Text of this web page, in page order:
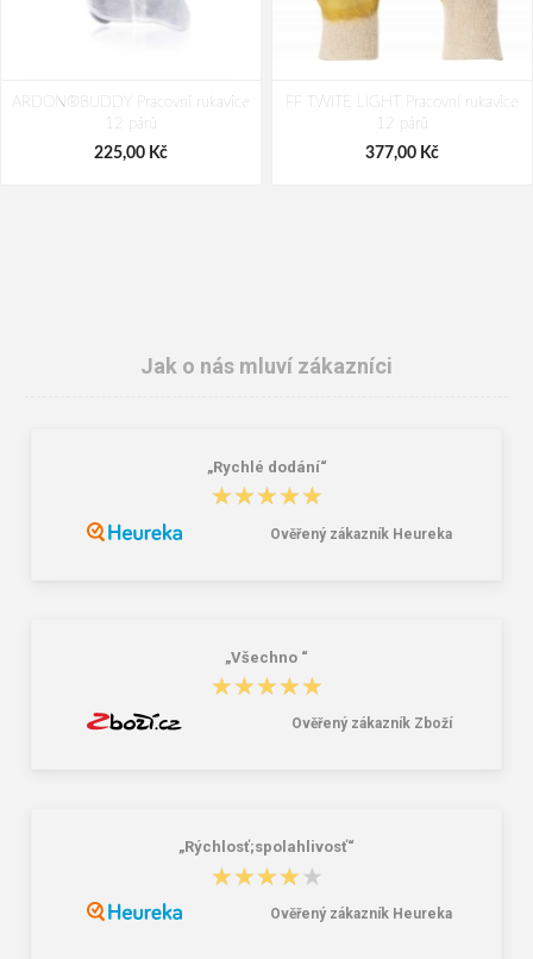
ARDON®BUDDY Pracovní rukavice
12 párů
225,00 Kč
FF TWITE LIGHT Pracovní rukavice
12 párů
377,00 Kč
ARDON®RANDY Pracovní rukavice
Jak o nás mluví zákazníci
„Rychlé dodání“
★★★★★
★★★★★
Ověřený zákazník Heureka
„Všechno “
★★★★★
★★★★★
Ověřený zákazník Zboží
„Rýchlosť;spolahlivosť“
★★★★★
★★★★★
Ověřený zákazník Heureka